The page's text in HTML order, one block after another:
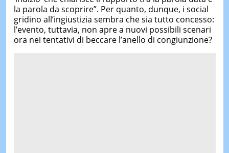
la parola da scoprire”. Per quanto, dunque, i social
gridino all’ingiustizia sembra che sia tutto concesso:
l’evento, tuttavia, non apre a nuovi possibili scenari
ora nei tentativi di beccare l’anello di congiunzione?